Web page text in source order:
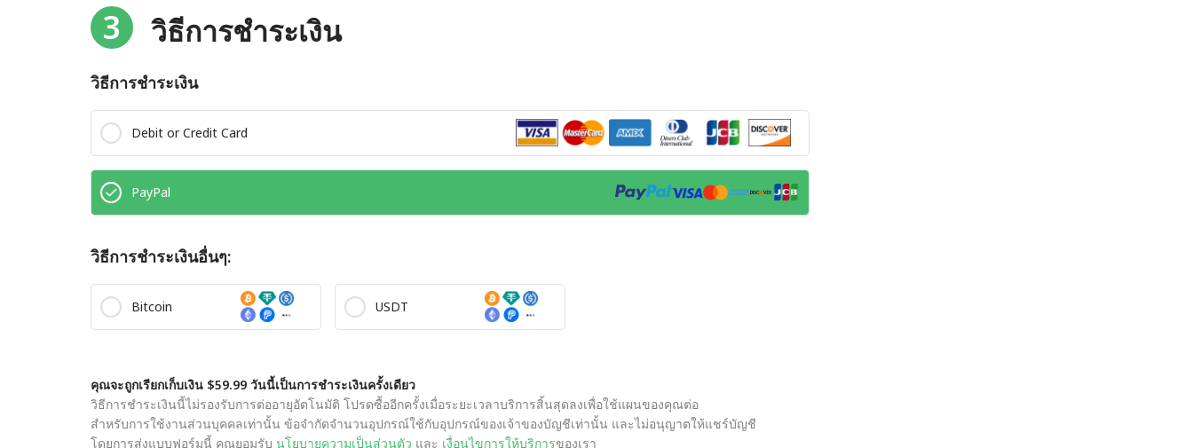
3 วิธีการชำระเงิน
วิธีการชำระเงิน
Debit or Credit Card
PayPal
วิธีการชำระเงินอื่นๆ:
Bitcoin USDT
คุณจะถูกเรียกเก็บเงิน $59.99 วันนี้เป็นการชำระเงินครั้งเดียว
วิธีการชำระเงินนี้ไม่รองรับการต่ออายุอัตโนมัติ โปรดซื้ออีกครั้งเมื่อระยะเวลาบริการสิ้นสุดลงเพื่อใช้แผนของคุณต่อ
สำหรับการใช้งานส่วนบุคคลเท่านั้น ข้อจำกัดจำนวนอุปกรณ์ใช้กับอุปกรณ์ของเจ้าของบัญชีเท่านั้น และไม่อนุญาตให้แชร์บัญชี
โดยการส่งแบบฟอร์มนี้ คุณยอมรับ นโยบายความเป็นส่วนตัว และ เงื่อนไขการให้บริการของเรา